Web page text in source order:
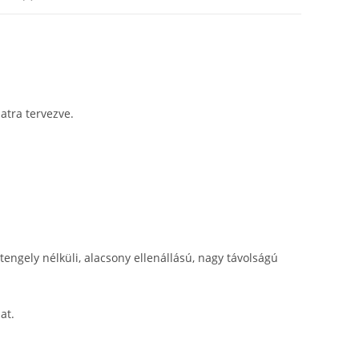
tervezve.
nélküli, alacsony ellenállású, nagy távolságú